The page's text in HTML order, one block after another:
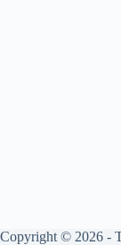
Copyright © 2026 -